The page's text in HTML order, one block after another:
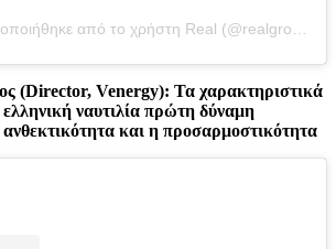
(Director, Venergy): Τα χαρακτηριστικά
ελληνική ναυτιλία πρώτη δύναμη
και η προσαρμοστικότητα